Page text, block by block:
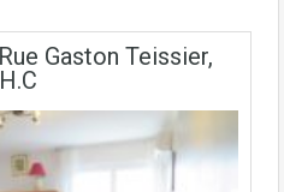
Gaston Teissier,